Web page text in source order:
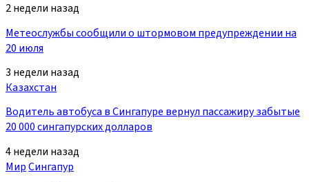
2 недели назад
Метеослужбы сообщили о штормовом предупреждении на
20 июля
3 недели назад
Казахстан
Водитель автобуса в Сингапуре вернул пассажиру забытые
20 000 сингапурских долларов
4 недели назад
МирСингапур